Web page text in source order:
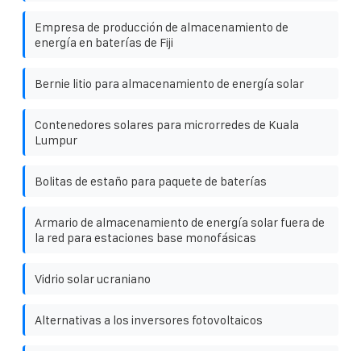
Empresa de producción de almacenamiento de
energía en baterías de Fiji
Bernie litio para almacenamiento de energía solar
Contenedores solares para microrredes de Kuala
Lumpur
Bolitas de estaño para paquete de baterías
Armario de almacenamiento de energía solar fuera de
la red para estaciones base monofásicas
Vidrio solar ucraniano
Alternativas a los inversores fotovoltaicos